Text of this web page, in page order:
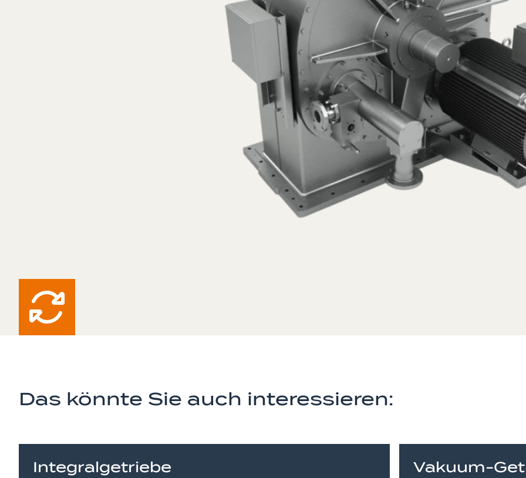
Das könnte Sie auch interessieren:
Integralgetriebe Vakuum-